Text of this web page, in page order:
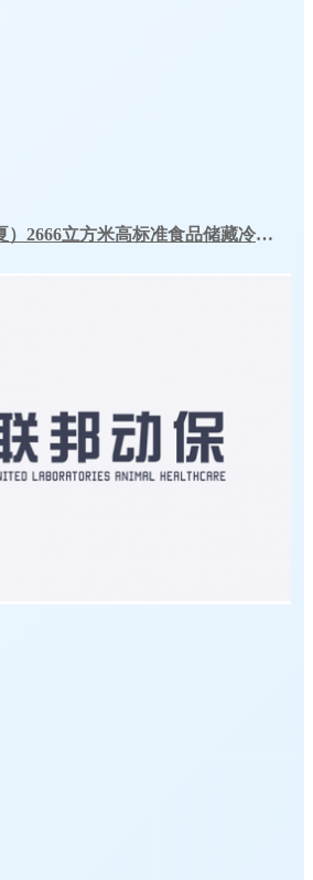
春发生物科技（宁夏）2666立方米高标准食品储藏冷库工程案例